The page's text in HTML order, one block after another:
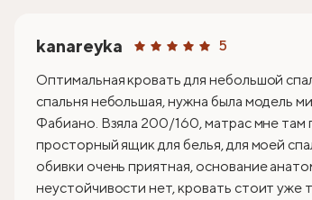
kanareyka 5
Оптимальная кровать для небольшой
спальня небольшая, нужна была модель
Фабиано. Взяла 200/160, матрас мне
просторный ящик для белья, для моей
обивки очень приятная, основание
неустойчивости нет, кровать стоит